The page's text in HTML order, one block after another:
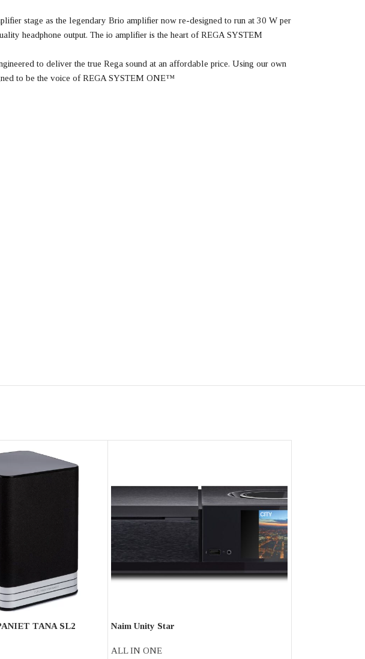
stage as the legendary Brio amplifier now re-designed to run at 30 W per
headphone output. The io amplifier is the heart of REGA SYSTEM
to deliver the true Rega sound at an affordable price. Using our own
to be the voice of REGA SYSTEM ONE™
TANA SL2
Naim Unity Star
ALL IN ONE